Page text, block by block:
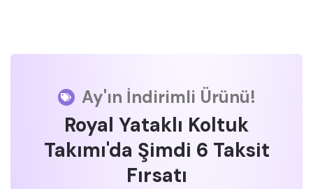
Ay'ın İndirimli Ürünü!
Royal Yataklı Koltuk
Takımı'da Şimdi 6 Taksit
Fırsatı